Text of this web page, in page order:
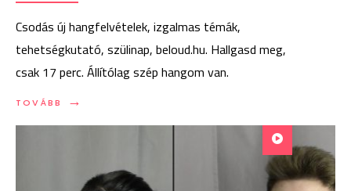
Csodás új hangfelvételek, izgalmas témák,
tehetségkutató, szülinap, beloud.hu. Hallgasd meg,
csak 17 perc. Állítólag szép hangom van.
TOVÁBB →
TOVÁBB:
BESZÉL!